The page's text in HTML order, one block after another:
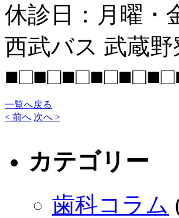
休診日：月曜・
西武バス 武蔵
一覧へ戻る
< 前へ 次へ >
カテゴリー
歯科コラム